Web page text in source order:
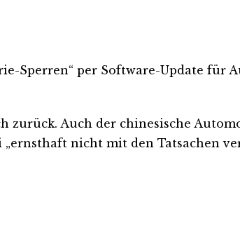
Sperren“ per Software-Update für
zurück. Auch der chinesische
nicht mit den Tatsachen